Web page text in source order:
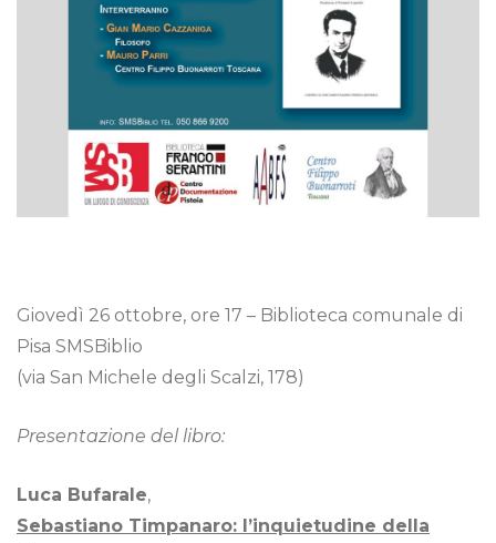
Giovedì 26 ottobre, ore 17 – Biblioteca comunale di
Pisa SMSBiblio
(via San Michele degli Scalzi, 178)
Presentazione del libro:
Luca Bufarale,
Sebastiano Timpanaro: l’inquietudine della